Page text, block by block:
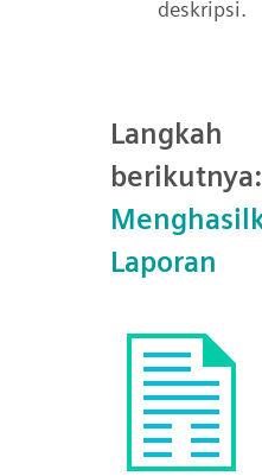
deskripsi.
Langkah
berikutnya:
Laporan